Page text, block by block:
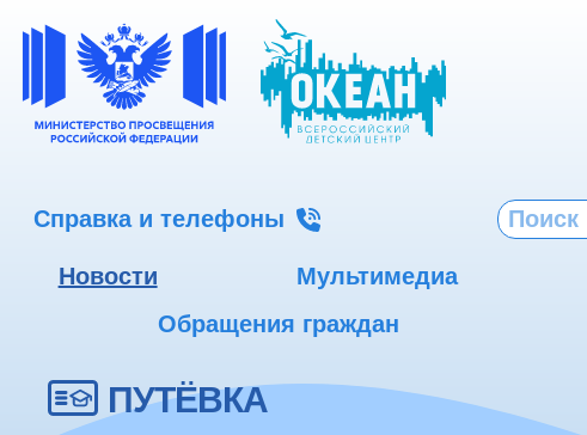
Справка и телефоны
Новости Мультимедиа
Обращения граждан
ПУТЁВКА